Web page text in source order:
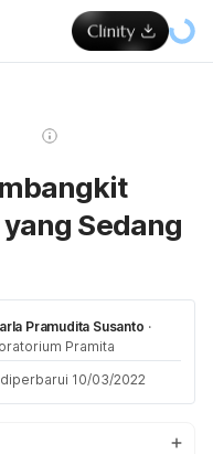
Sedang
Pramudita Susanto ·
Pramita
10/03/2022